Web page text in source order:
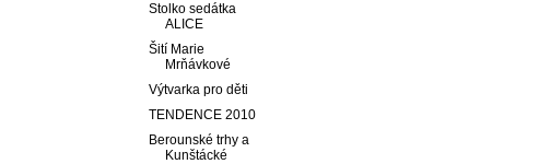
Stolko sedátka
ALICE
Šití Marie
Mrňávkové
Výtvarka pro děti
TENDENCE 2010
Berounské trhy a
Kunštácké